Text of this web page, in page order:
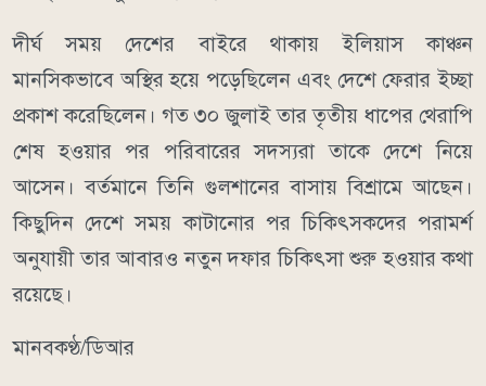
দীর্ঘ সময় দেশের বাইরে থাকায় ইলিয়াস কাঞ্চন
মানসিকভাবে অস্থির হয়ে পড়েছিলেন এবং দেশে ফেরার ইচ্ছা
প্রকাশ করেছিলেন। গত ৩০ জুলাই তার তৃতীয় ধাপের থেরাপি
শেষ হওয়ার পর পরিবারের সদস্যরা তাকে দেশে নিয়ে
আসেন। বর্তমানে তিনি গুলশানের বাসায় বিশ্রামে আছেন।
কিছুদিন দেশে সময় কাটানোর পর চিকিৎসকদের পরামর্শ
অনুযায়ী তার আবারও নতুন দফার চিকিৎসা শুরু হওয়ার কথা
রয়েছে।
মানবকণ্ঠ/ডিআর